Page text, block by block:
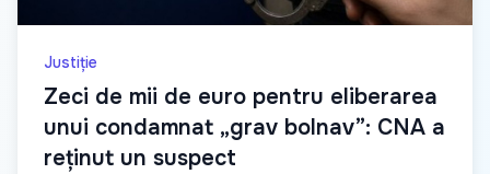
Justiție
Zeci de mii de euro pentru eliberarea
unui condamnat „grav bolnav”: CNA a
reținut un suspect